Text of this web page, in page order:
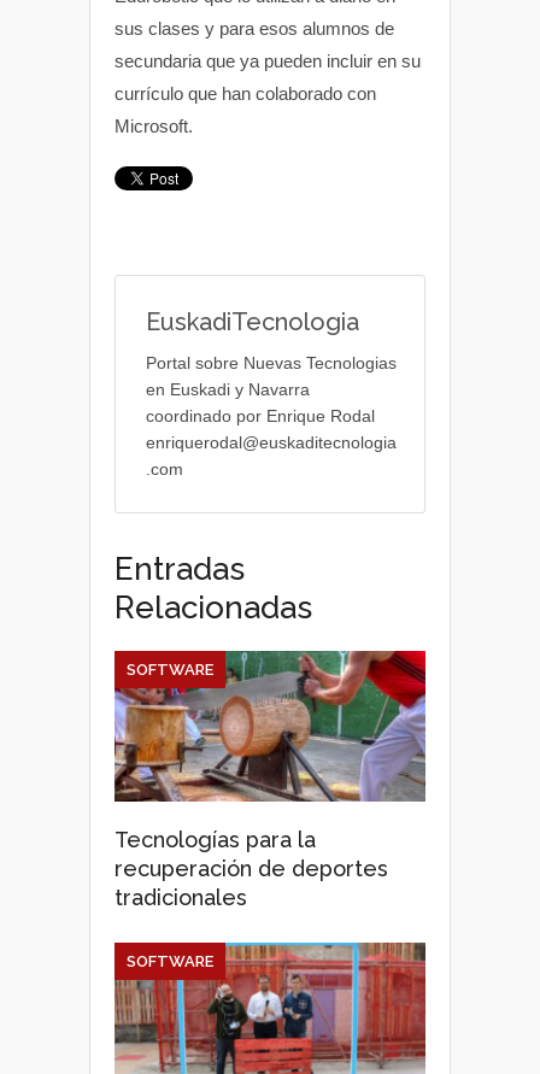
sus clases y para esos alumnos de
secundaria que ya pueden incluir en su
currículo que han colaborado con
Microsoft.
EuskadiTecnologia
Portal sobre Nuevas Tecnologias
en Euskadi y Navarra
coordinado por Enrique Rodal
enriquerodal@euskaditecnologia
.com
Entradas
Relacionadas
Tecnologías para la
recuperación de deportes
tradicionales
SOFTWARE
SOFTWARE